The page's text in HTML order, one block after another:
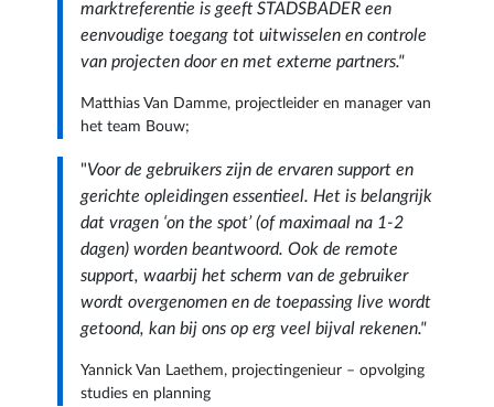
marktreferentie is geeft STADSBADER een
eenvoudige toegang tot uitwisselen en controle
van projecten door en met externe partners."
Matthias Van Damme, projectleider en manager van
het team Bouw;
"Voor de gebruikers zijn de ervaren support en
gerichte opleidingen essentieel. Het is belangrijk
dat vragen ‘on the spot’ (of maximaal na 1-2
dagen) worden beantwoord. Ook de remote
support, waarbij het scherm van de gebruiker
wordt overgenomen en de toepassing live wordt
getoond, kan bij ons op erg veel bijval rekenen."
Yannick Van Laethem, projectingenieur – opvolging
studies en planning